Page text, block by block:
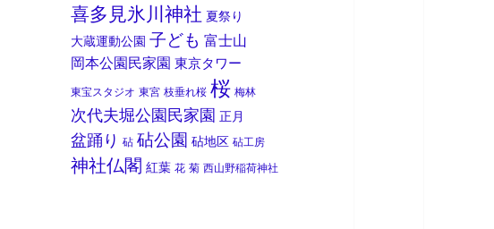
喜多見氷川神社 夏祭り
大蔵運動公園 子ども 富士山
岡本公園民家園 東京タワー
東宝スタジオ 東宮 枝垂れ桜 桜 梅林
次代夫堀公園民家園 正月
盆踊り 砧 砧公園 砧地区 砧工房
神社仏閣 紅葉 花 菊 西山野稲荷神社